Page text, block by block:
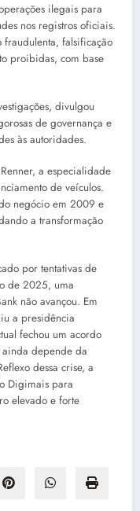
ilegais para
nos registros oficiais.
fraudulenta, falsificação
proibidas, com base
divulgou
de governança e
às autoridades.
a especialidade
de veículos.
negócio em 2009 e
a transformação
por tentativas de
de 2025, uma
não avançou. Em
a presidência
fechou um acordo
depende da
dessa crise, a
Digimais para
elevado e forte